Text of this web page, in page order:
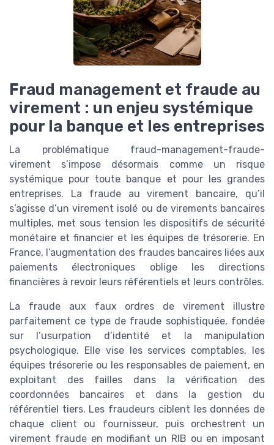
Fraud management et fraude au
virement : un enjeu systémique
pour la banque et les entreprises
La problématique fraud-management-fraude-
virement s’impose désormais comme un risque
systémique pour toute banque et pour les grandes
entreprises. La fraude au virement bancaire, qu’il
s’agisse d’un virement isolé ou de virements bancaires
multiples, met sous tension les dispositifs de sécurité
monétaire et financier et les équipes de trésorerie. En
France, l’augmentation des fraudes bancaires liées aux
paiements électroniques oblige les directions
financières à revoir leurs référentiels et leurs contrôles.
La fraude aux faux ordres de virement illustre
parfaitement ce type de fraude sophistiquée, fondée
sur l’usurpation d’identité et la manipulation
psychologique. Elle vise les services comptables, les
équipes trésorerie ou les responsables de paiement, en
exploitant des failles dans la vérification des
coordonnées bancaires et dans la gestion du
référentiel tiers. Les fraudeurs ciblent les données de
chaque client ou fournisseur, puis orchestrent un
virement fraude en modifiant un RIB ou en imposant